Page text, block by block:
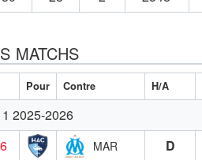
MATCHS
Pour Contre H/A
2025-2026
MAR D